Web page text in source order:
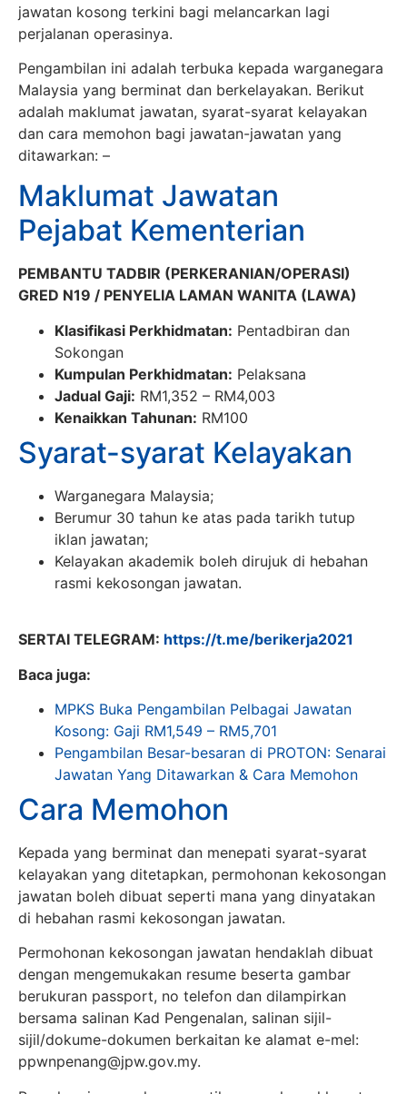
jawatan kosong terkini bagi melancarkan lagi
perjalanan operasinya.
Pengambilan ini adalah terbuka kepada warganegara
Malaysia yang berminat dan berkelayakan. Berikut
adalah maklumat jawatan, syarat-syarat kelayakan
dan cara memohon bagi jawatan-jawatan yang
ditawarkan: –
Maklumat Jawatan
Pejabat Kementerian
PEMBANTU TADBIR (PERKERANIAN/OPERASI)
GRED N19 / PENYELIA LAMAN WANITA (LAWA)
Klasifikasi Perkhidmatan: Pentadbiran dan
Sokongan
Kumpulan Perkhidmatan: Pelaksana
Jadual Gaji: RM1,352 – RM4,003
Kenaikkan Tahunan: RM100
Syarat-syarat Kelayakan
Warganegara Malaysia;
Berumur 30 tahun ke atas pada tarikh tutup
iklan jawatan;
Kelayakan akademik boleh dirujuk di hebahan
rasmi kekosongan jawatan.
SERTAI TELEGRAM: https://t.me/berikerja2021
Baca juga:
MPKS Buka Pengambilan Pelbagai Jawatan
Kosong: Gaji RM1,549 – RM5,701
Pengambilan Besar-besaran di PROTON: Senarai
Jawatan Yang Ditawarkan & Cara Memohon
Cara Memohon
Kepada yang berminat dan menepati syarat-syarat
kelayakan yang ditetapkan, permohonan kekosongan
jawatan boleh dibuat seperti mana yang dinyatakan
di hebahan rasmi kekosongan jawatan.
Permohonan kekosongan jawatan hendaklah dibuat
dengan mengemukakan resume beserta gambar
berukuran passport, no telefon dan dilampirkan
bersama salinan Kad Pengenalan, salinan sijil-
sijil/dokume-dokumen berkaitan ke alamat e-mel:
ppwnpenang@jpw.gov.my.